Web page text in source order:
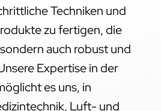
Techniken und
zu fertigen, die
auch robust und
Expertise in der
es uns, in
Luft- und